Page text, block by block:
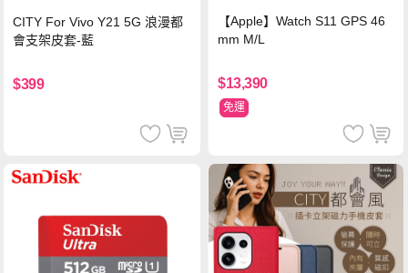
CITY For Vivo Y21 5G 浪漫都
會支架皮套-藍
$399
【Apple】Watch S11 GPS 46
mm M/L
$13,390
免運